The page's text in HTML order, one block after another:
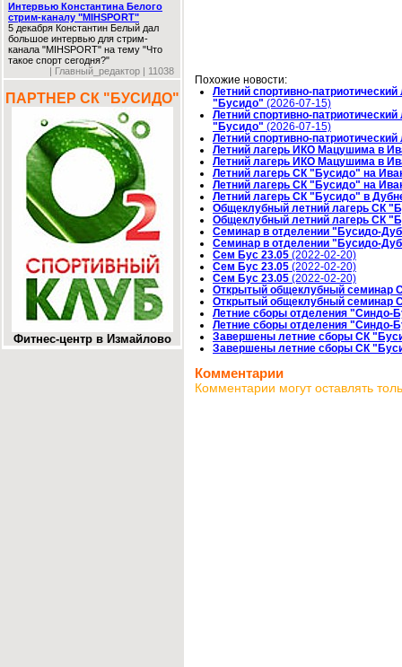
Интервью Константина Белого
стрим-каналу "MIHSPORT"
5 декабря Константин Белый дал
большое интервью для стрим-
канала "MIHSPORT" на тему "Что
такое спорт сегодня?"
| Главный_редактор | 11038
ПАРТНЕР СК "БУСИДО"
Фитнес-центр в Измайлово
Похожие новости:
Летний спортивно-патриотический
"Бусидо" (2026-07-15)
Летний спортивно-патриотический
"Бусидо" (2026-07-15)
Летний спортивно-
Летний лагерь ИКО Мацушима в
Летний лагерь ИКО Мацушима в
Летний лагерь СК "Бусидо" на
Летний лагерь СК "Бусидо" на
Летний лагерь СК "Бусидо" в
Общеклубный летний лагерь СК
Общеклубный летний лагерь СК
Семинар в отделении "Бусидо-
Семинар в отделении "Бусидо-
Сем Бус 23.05 (2022-02-20)
Сем Бус 23.05 (2022-02-20)
Сем Бус 23.05 (2022-02-20)
Открытый общеклубный семинар
Открытый общеклубный семинар
Летние сборы отделения "Синдо-
Летние сборы отделения "Синдо-
Завершены летние сборы СК
Завершены летние сборы СК
Комментарии
Комментарии могут оставлять